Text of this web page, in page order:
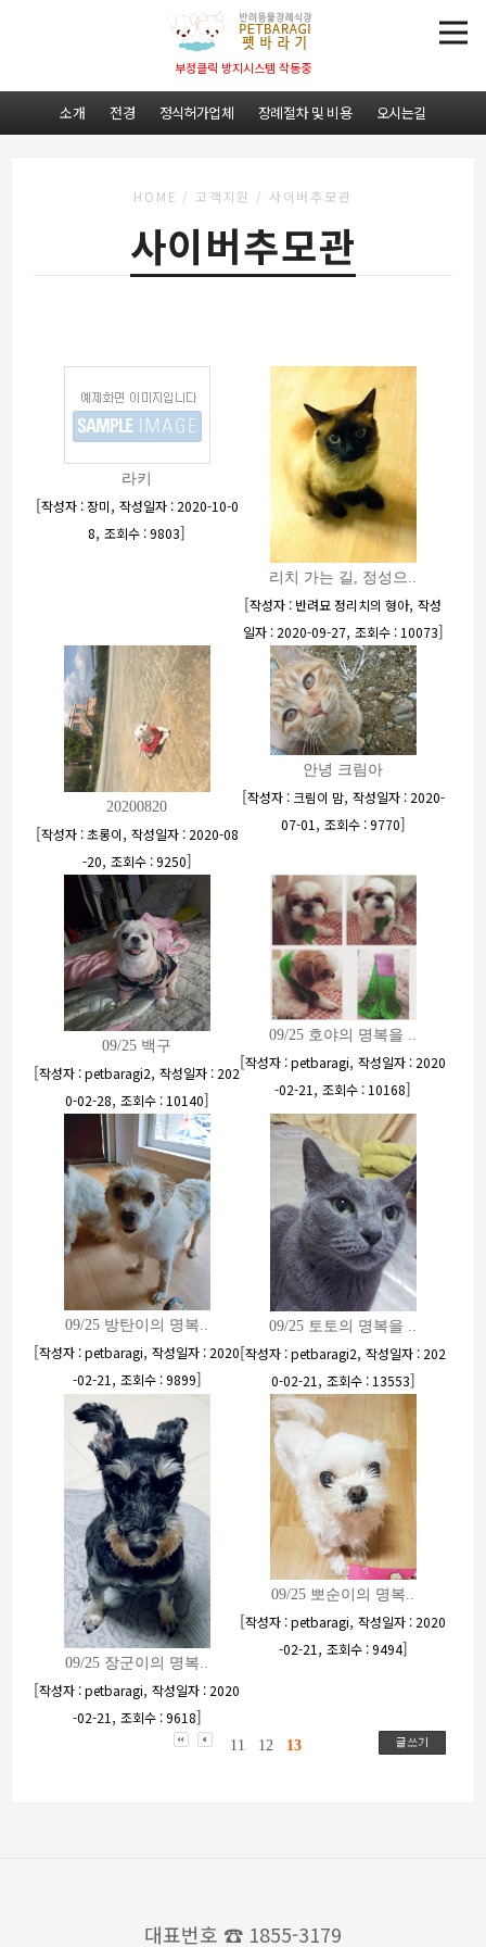
부정클릭 방지시스템 작동중
소개 전경 정식허가업체 장례절차 및 비용 오시는길
HOME /고객지원 / 사이버추모관
사이버추모관
라키
[작성자 : 장미, 작성일자 : 2020-10-0
8, 조회수 : 9803]
리치 가는 길, 정성으..
[작성자 : 반려묘 정리치의 형아, 작성
일자 : 2020-09-27, 조회수 : 10073]
20200820
[작성자 : 초롱이, 작성일자 : 2020-08
-20, 조회수 : 9250]
안녕 크림아
[작성자 : 크림이 맘, 작성일자 : 2020-
07-01 , 조회수 : 9770]
09/25 백구
[작성자 : petbaragi2, 작성일자 : 202
0-02-28, 조회수 : 10140]
09/25 호야의 명복을 ..
[작성자 : petbaragi, 작성일자 : 2020
-02-21 , 조회수 : 10168]
09/25 방탄이의 명복..
[작성자 : petbaragi, 작성일자 : 2020
-02-21 , 조회수 : 9899]
09/25 토토의 명복을 ..
[작성자 : petbaragi2, 작성일자 : 202
0-02-21 , 조회수 : 13553]
09/25 장군이의 명복..
[작성자 : petbaragi, 작성일자 : 2020
-02-21 , 조회수 : 9618]
09/25 뽀순이의 명복..
[작성자 : petbaragi, 작성일자 : 2020
-02-21 , 조회수 : 9494]
11 12 13
대표번호 ☎ 1855-3179